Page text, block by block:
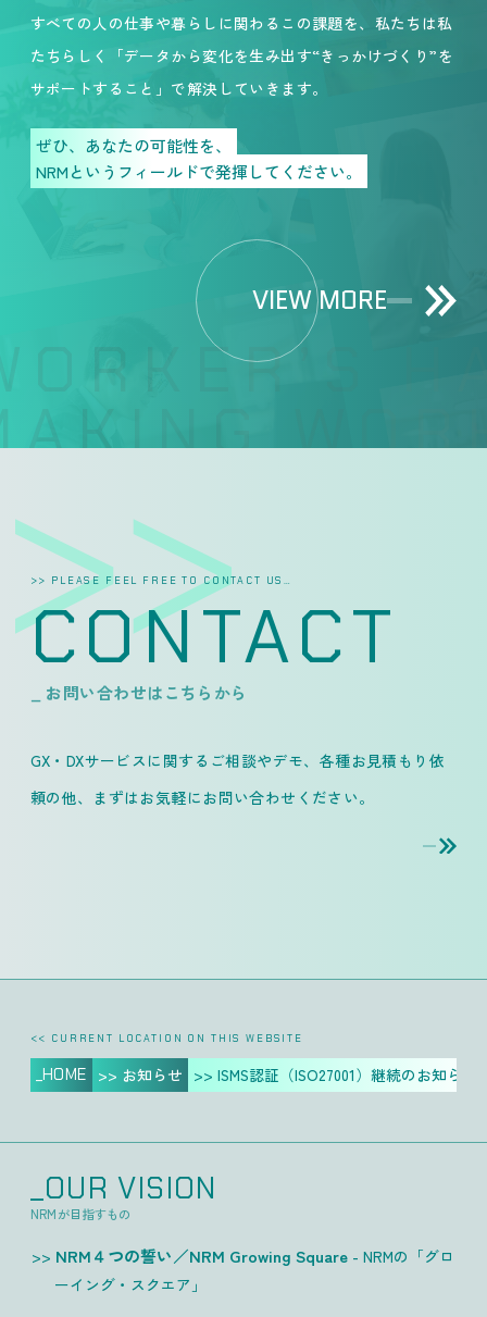
すべての人の仕事や暮らしに関わるこの課題を、私たちは私
たちらしく「データから変化を生み出す“きっかけづくり”を
サポートすること」で解決していきます。
ぜひ、あなたの可能性を、
NRMというフィールドで発揮してください。
VIEW MORE
>> PLEASE FEEL FREE TO CONTACT US…
CONTACT
_ お問い合わせはこちらから
GX・DXサービスに関するご相談やデモ、各種お見積もり依
頼の他、 まずはお気軽にお問い合わせください。
_HOME >> お知らせ >> ISMS認証（ISO27001）継続のお知らせ
<< CURRENT LOCATION ON THIS WEBSITE
_OUR VISION
NRMが目指すもの
NRM４つの誓い／NRM Growing Square - NRMの「グロ
ーイング・スクエア」